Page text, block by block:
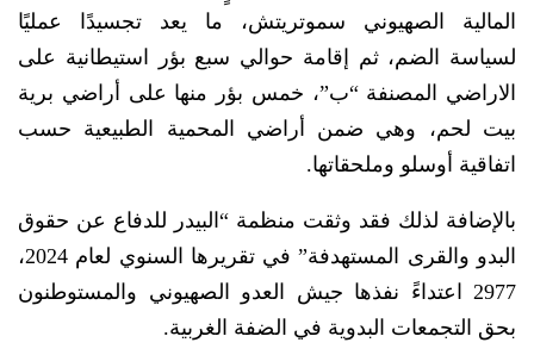
المالية الصهيوني سموتريتش، ما يعد تجسيدًا عمليًا
لسياسة الضم، ثم إقامة حوالي سبع بؤر استيطانية على
الاراضي المصنفة “ب”، خمس بؤر منها على أراضي برية
بيت لحم، وهي ضمن أراضي المحمية الطبيعية حسب
اتفاقية أوسلو وملحقاتها.
بالإضافة لذلك فقد وثقت منظمة “البيدر للدفاع عن حقوق
البدو والقرى المستهدفة” في تقريرها السنوي لعام 2024،
2977 اعتداءً نفذها جيش العدو الصهيوني والمستوطنون
بحق التجمعات البدوية في الضفة الغربية.